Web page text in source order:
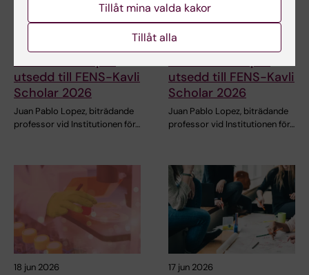
utsedd till FENS-Kavli
Scholar 2026
Juan Pablo Lopez, biträdande
professor vid Institutionen för…
7 jul 2026
utsedd till FENS-Kavli
Scholar 2026
Juan Pablo Lopez, biträdande
professor vid Institutionen för…
18 jun 2026 17 jun 2026
Tillåt mina valda kakor
Tillåt alla